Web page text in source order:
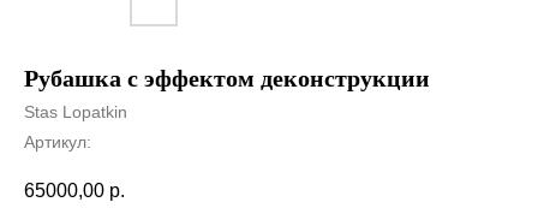
Рубашка с эффектом деконструкции
Stas Lopatkin
Артикул:
65000,00 р.